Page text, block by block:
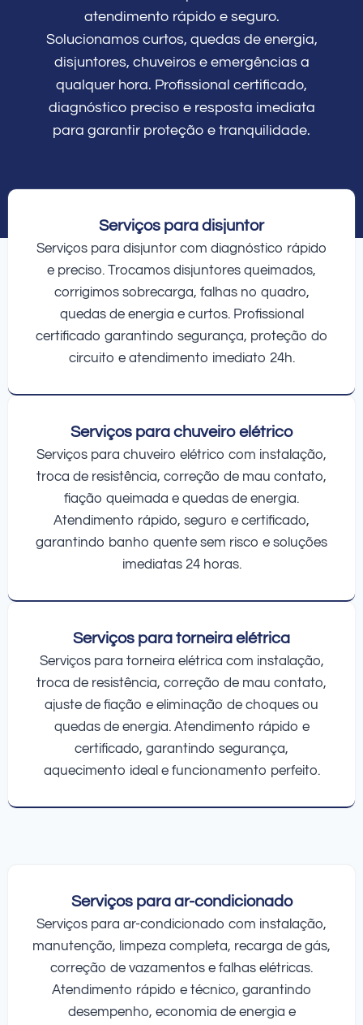
atendimento rápido e seguro.
Solucionamos curtos, quedas de energia,
disjuntores, chuveiros e emergências a
qualquer hora. Profissional certificado,
diagnóstico preciso e resposta imediata
para garantir proteção e tranquilidade.
Serviços para disjuntor
Serviços para disjuntor com diagnóstico rápido
e preciso. Trocamos disjuntores queimados,
corrigimos sobrecarga, falhas no quadro,
quedas de energia e curtos. Profissional
certificado garantindo segurança, proteção do
circuito e atendimento imediato 24h.
Serviços para chuveiro elétrico
Serviços para chuveiro elétrico com instalação,
troca de resistência, correção de mau contato,
fiação queimada e quedas de energia.
Atendimento rápido, seguro e certificado,
garantindo banho quente sem risco e soluções
imediatas 24 horas.
Serviços para torneira elétrica
Serviços para torneira elétrica com instalação,
troca de resistência, correção de mau contato,
ajuste de fiação e eliminação de choques ou
quedas de energia. Atendimento rápido e
certificado, garantindo segurança,
aquecimento ideal e funcionamento perfeito.
Serviços para ar-condicionado
Serviços para ar-condicionado com instalação,
manutenção, limpeza completa, recarga de gás,
correção de vazamentos e falhas elétricas.
Atendimento rápido e técnico, garantindo
desempenho, economia de energia e